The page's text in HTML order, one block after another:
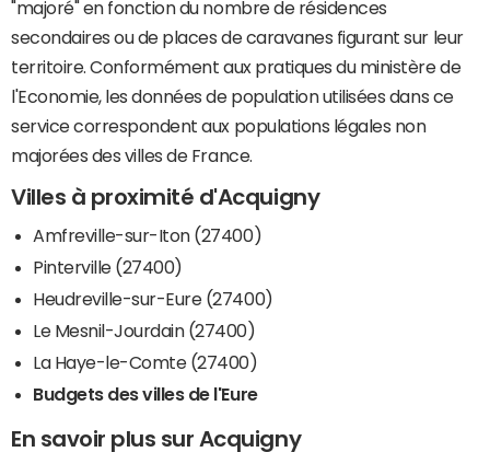
"majoré" en fonction du nombre de résidences
secondaires ou de places de caravanes figurant sur leur
territoire. Conformément aux pratiques du ministère de
l'Economie, les données de population utilisées dans ce
service correspondent aux populations légales non
majorées des villes de France.
Villes à proximité d'Acquigny
Amfreville-sur-Iton (27400)
Pinterville (27400)
Heudreville-sur-Eure (27400)
Le Mesnil-Jourdain (27400)
La Haye-le-Comte (27400)
Budgets des villes de l'Eure
En savoir plus sur Acquigny